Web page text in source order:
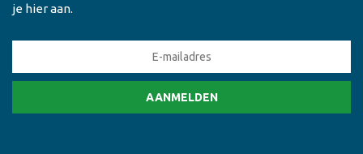
je hier aan.